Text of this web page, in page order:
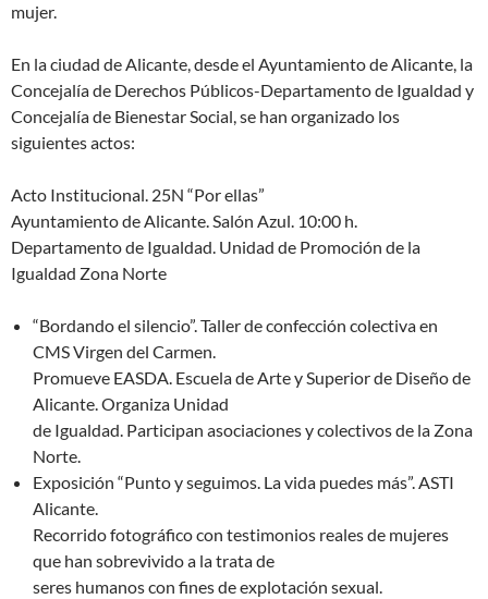
mujer.
En la ciudad de Alicante, desde el Ayuntamiento de Alicante, la
Concejalía de Derechos Públicos-Departamento de Igualdad y
Concejalía de Bienestar Social, se han organizado los
siguientes actos:
Acto Institucional. 25N “Por ellas”
Ayuntamiento de Alicante. Salón Azul. 10:00 h.
Departamento de Igualdad. Unidad de Promoción de la
Igualdad Zona Norte
“Bordando el silencio”. Taller de confección colectiva en
CMS Virgen del Carmen.
Promueve EASDA. Escuela de Arte y Superior de Diseño de
Alicante. Organiza Unidad
de Igualdad. Participan asociaciones y colectivos de la Zona
Norte.
Exposición “Punto y seguimos. La vida puedes más”. ASTI
Alicante.
Recorrido fotográfico con testimonios reales de mujeres
que han sobrevivido a la trata de
seres humanos con fines de explotación sexual.